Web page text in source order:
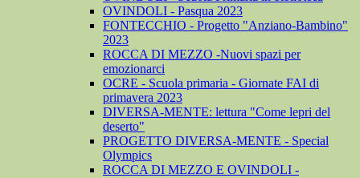
OVINDOLI - Pasqua 2023
FONTECCHIO - Progetto "Anziano-Bambino"
2023
ROCCA DI MEZZO -Nuovi spazi per
emozionarci
OCRE - Scuola primaria - Giornate FAI di
primavera 2023
DIVERSA-MENTE: lettura "Come lepri del
deserto"
PROGETTO DIVERSA-MENTE - Special
Olympics
ROCCA DI MEZZO E OVINDOLI -